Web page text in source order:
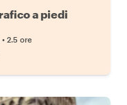
a piedi
• 2.5 ore